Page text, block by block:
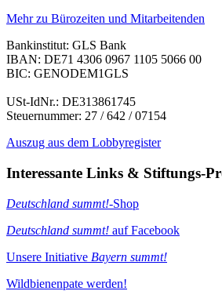
Mehr zu Bürozeiten und Mitarbeitenden
Bankinstitut: GLS Bank
IBAN: DE71 4306 0967 1105 5066 00
BIC: GENODEM1GLS
USt-IdNr.: DE313861745
Steuernummer: 27 / 642 / 07154
Auszug aus dem Lobbyregister
Interessante Links & Stiftungs-
Deutschland summt!-Shop
Deutschland summt! auf Facebook
Unsere Initiative Bayern summt!
Wildbienenpate werden!